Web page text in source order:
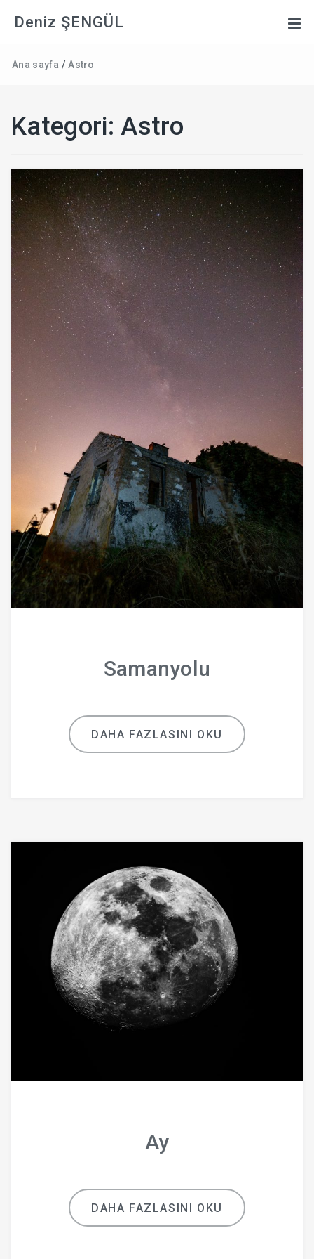
Deniz ŞENGÜL
Ana sayfa / Astro
Kategori:Astro
Samanyolu
DAHA FAZLASINI OKU
Ay
DAHA FAZLASINI OKU